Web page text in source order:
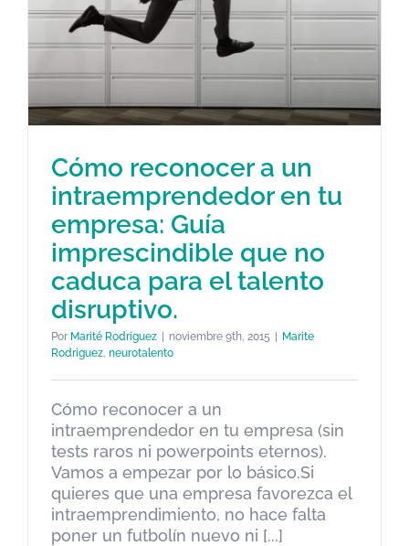
Cómo reconocer a un
intraemprendedor en tu
empresa: Guía imprescindible
que no caduca para el talento
disruptivo.
Marite Rodriguez neurotalento
Cómo reconocer a un
intraemprendedor en tu
empresa: Guía
imprescindible que no
caduca para el talento
disruptivo.
Por Marité Rodriguez noviembre 9th, 2015
Marite
Rodriguez, neurotalento
Cómo reconocer a un
intraemprendedor en tu empresa (sin
tests raros ni powerpoints eternos).
Vamos a empezar por lo básico.Si
quieres que una empresa favorezca el
intraemprendimiento, no hace falta
poner un futbolín nuevo ni [...]